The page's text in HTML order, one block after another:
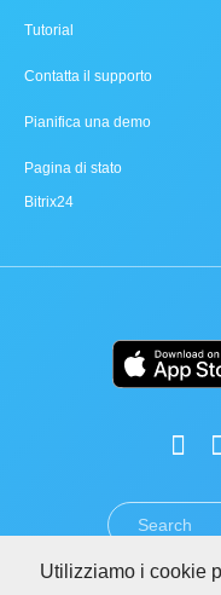
Tutorial
Contatta il supporto
Pianifica una demo
Pagina di stato
Bitrix24
Utilizziamo i cookie